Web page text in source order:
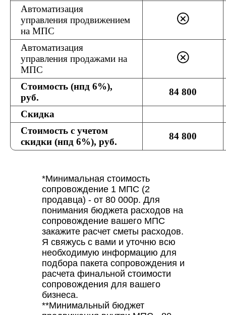
Автоматизация
управления продвижением
на МПС
Автоматизация
управления продажами на
МПС
Стоимость (нпд 6%),
руб.
84 800
Скидка
Стоимость с учетом
скидки (нпд 6%), руб.
84 800
*Минимальная стоимость
сопровождение 1 МПС (2
продавца) - от 80 000р. Для
понимания бюджета расходов на
сопровождение вашего МПС
закажите расчет сметы расходов.
Я свяжусь с вами и уточню всю
необходимую информацию для
подбора пакета сопровождения и
расчета финальной стоимости
сопровождения для вашего
бизнеса.
**Минимальный бюджет
>>Telegram-канал
"Алгоритмы силы"
Производство
КОНТАКТЫ
Telegram +7 (916) 750 33 62
a7ga7g@mail.ru VK YouTube